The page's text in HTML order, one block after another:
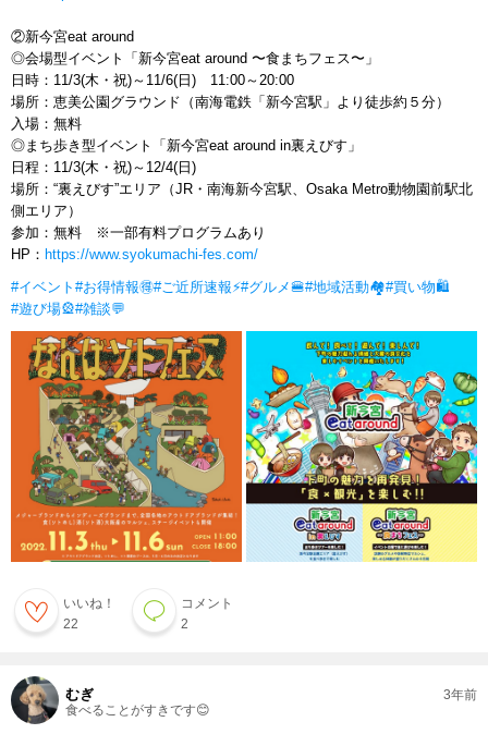
②新今宮eat around
◎会場型イベント「新今宮eat around 〜食まちフェス〜」
日時：11/3(木・祝)～11/6(日) 11:00～20:00
場所：恵美公園グラウンド（南海電鉄「新今宮駅」より徒歩約５分）
入場：無料
◎まち歩き型イベント「新今宮eat around in裏えびす」
日程：11/3(木・祝)～12/4(日)
場所：“裏えびす”エリア（JR・南海新今宮駅、Osaka Metro動物園前駅北
側エリア）
参加：無料 ※一部有料プログラムあり
HP： https://www.syokumachi-fes.com/
#イベント #お得情報🉐#ご近所速報⚡#グルメ🍔#地域活動🏘#買い物🛍
#遊び場🎡#雑談💬
いいね！
22
コメント
2
むぎ
食べることがすきです😊
3年前